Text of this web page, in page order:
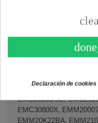
EMBG28LSS, EMEI20L.
Microondas ECRON
MM717.
Microondas
EMB2523DSE,
EMC30800X,
EMM20K22BA,
Declaración de